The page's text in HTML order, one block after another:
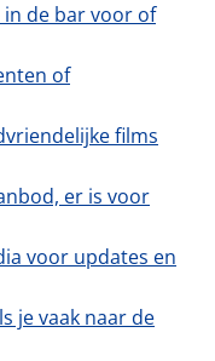
in de bar voor of
of
films
er is voor
voor updates en
je vaak naar de